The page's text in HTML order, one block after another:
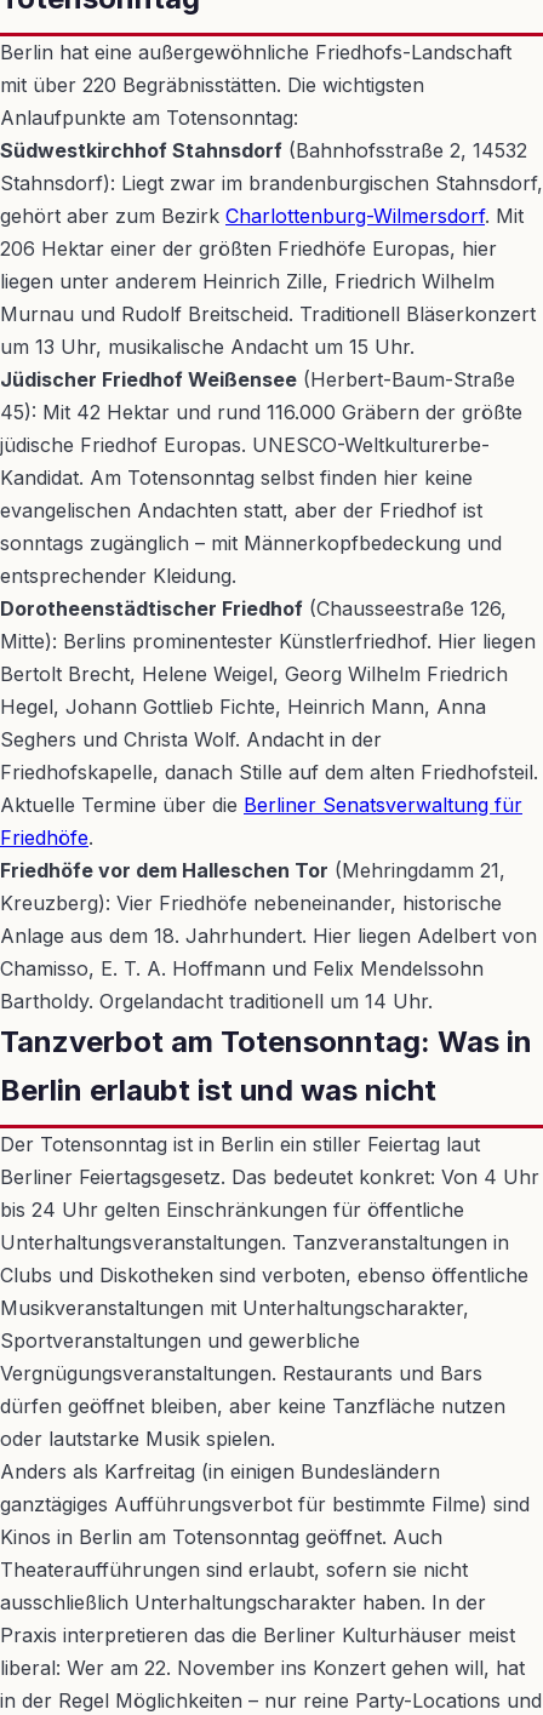
Berlin hat eine außergewöhnliche Friedhofs-Landschaft
mit über 220 Begräbnisstätten. Die wichtigsten
Anlaufpunkte am Totensonntag:
Südwestkirchhof Stahnsdorf (Bahnhofsstraße 2, 14532
Stahnsdorf): Liegt zwar im brandenburgischen Stahnsdorf,
gehört aber zum Bezirk Charlottenburg-Wilmersdorf. Mit
206 Hektar einer der größten Friedhöfe Europas, hier
liegen unter anderem Heinrich Zille, Friedrich Wilhelm
Murnau und Rudolf Breitscheid. Traditionell Bläserkonzert
um 13 Uhr, musikalische Andacht um 15 Uhr.
Jüdischer Friedhof Weißensee (Herbert-Baum-Straße
45): Mit 42 Hektar und rund 116.000 Gräbern der größte
jüdische Friedhof Europas. UNESCO-Weltkulturerbe-
Kandidat. Am Totensonntag selbst finden hier keine
evangelischen Andachten statt, aber der Friedhof ist
sonntags zugänglich – mit Männerkopfbedeckung und
entsprechender Kleidung.
Dorotheenstädtischer Friedhof (Chausseestraße 126,
Mitte): Berlins prominentester Künstlerfriedhof. Hier liegen
Bertolt Brecht, Helene Weigel, Georg Wilhelm Friedrich
Hegel, Johann Gottlieb Fichte, Heinrich Mann, Anna
Seghers und Christa Wolf. Andacht in der
Friedhofskapelle, danach Stille auf dem alten Friedhofsteil.
Aktuelle Termine über die Berliner Senatsverwaltung für
Friedhöfe.
Friedhöfe vor dem Halleschen Tor (Mehringdamm 21,
Kreuzberg): Vier Friedhöfe nebeneinander, historische
Anlage aus dem 18. Jahrhundert. Hier liegen Adelbert von
Chamisso, E. T. A. Hoffmann und Felix Mendelssohn
Bartholdy. Orgelandacht traditionell um 14 Uhr.
Tanzverbot am Totensonntag: Was in
Berlin erlaubt ist und was nicht
Der Totensonntag ist in Berlin ein stiller Feiertag laut
Berliner Feiertagsgesetz. Das bedeutet konkret: Von 4 Uhr
bis 24 Uhr gelten Einschränkungen für öffentliche
Unterhaltungsveranstaltungen. Tanzveranstaltungen in
Clubs und Diskotheken sind verboten, ebenso öffentliche
Musikveranstaltungen mit Unterhaltungscharakter,
Sportveranstaltungen und gewerbliche
Vergnügungsveranstaltungen. Restaurants und Bars
dürfen geöffnet bleiben, aber keine Tanzfläche nutzen
oder lautstarke Musik spielen.
Anders als Karfreitag (in einigen Bundesländern
ganztägiges Aufführungsverbot für bestimmte Filme) sind
Kinos in Berlin am Totensonntag geöffnet. Auch
Theateraufführungen sind erlaubt, sofern sie nicht
ausschließlich Unterhaltungscharakter haben. In der
Praxis interpretieren das die Berliner Kulturhäuser meist
liberal: Wer am 22. November ins Konzert gehen will, hat
in der Regel Möglichkeiten – nur reine Party-Locations und